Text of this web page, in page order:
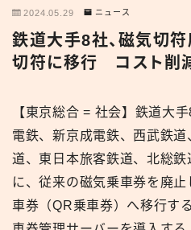
新着
namiten.jp
2024.05.29 ニュース
鉄道大手8社、磁気切
切符に移行 コスト削
【東京総合 = 社会】鉄道大
電鉄、新京成電鉄、西武鉄
道、東日本旅客鉄道、北総
に、従来の磁気乗車券を廃
車券（QR乗車券）へ移行す